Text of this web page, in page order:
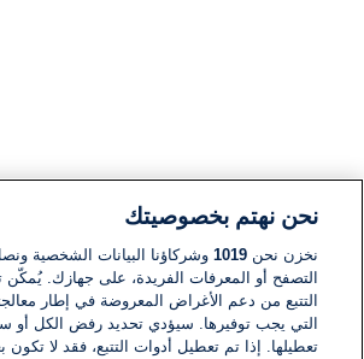
نحن نهتم بخصوصيتك
نخزن نحن1019 وشركاؤنا البيانات الشخصية
التصفح أو المعرفات الفريدة، على جهازك. يُمكّن
التتبع من دعم الأغراض المعروضة في إطار
التي يجب توفيرها. سيؤدي تحديد رفض الكل أو
تعطيلها. إذا تم تعطيل أدوات التتبع، فقد لا